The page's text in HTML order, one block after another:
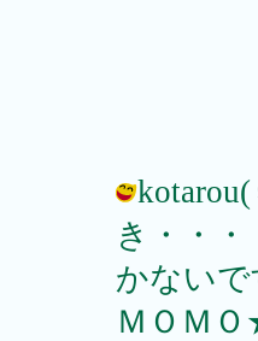
き・・
かない
ＭＯＭＯ